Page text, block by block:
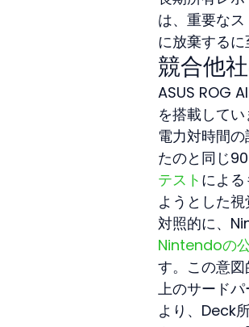
は、重要な
に放棄するに
競合他
ASUS ROG
を搭載して
電力対時間
たのと同じ
テスト によ
ようとした視
対照的に、
Nintendoの
す。この意
上のサード
より、Deck